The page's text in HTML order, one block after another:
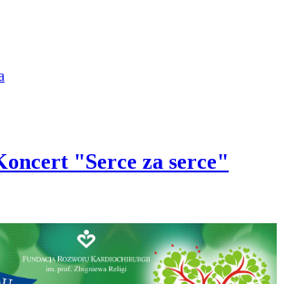
"Serce za serce"